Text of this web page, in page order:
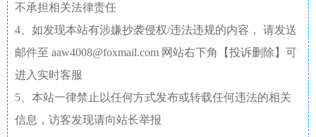
不承担相关法律责任
4、如发现本站有涉嫌抄袭侵权/违法违规的内容， 请发送
邮件至 aaw4008@foxmail.com 网站右下角【投诉删除】可
进入实时客服
5、本站一律禁止以任何方式发布或转载任何违法的相关
信息，访客发现请向站长举报